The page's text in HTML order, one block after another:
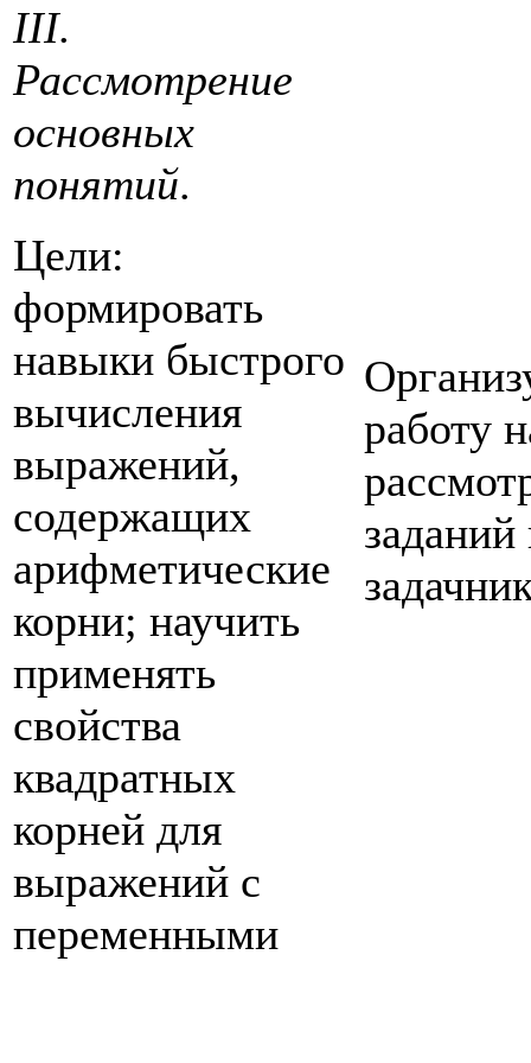
III.
Рассмотрение
основных
понятий.
Цели:
формировать
навыки быстрого
вычисления
выражений,
содержащих
арифметические
корни; научить
применять
свойства
квадратных
корней для
выражений с
переменными
работу
заданий